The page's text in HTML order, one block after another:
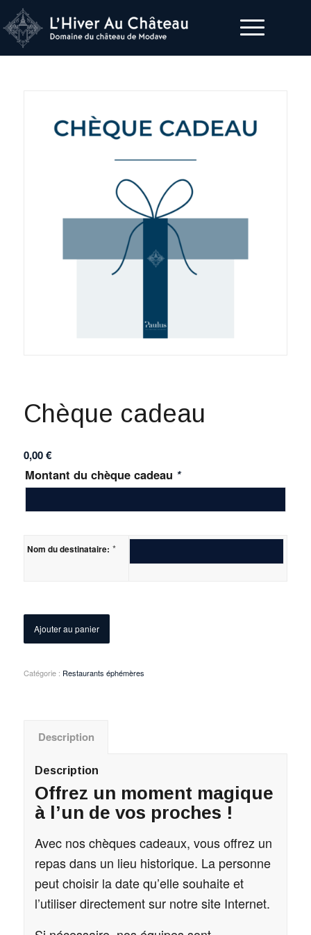
Chèque cadeau
0,00€
Montant du chèque cadeau *
Nom du destinataire: *
Ajouter au panier
Catégorie : Restaurants éphémères
Description
Description
Offrez un moment magique
à l’un de vos proches !
Avec nos chèques cadeaux, vous offrez un
repas dans un lieu historique. La personne
peut choisir la date qu’elle souhaite et
l’utiliser directement sur notre site Internet.